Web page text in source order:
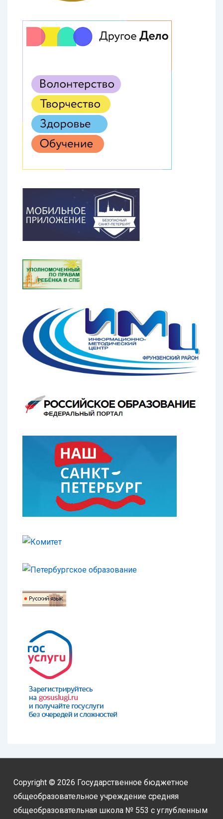
Copyright © 2026 Государственное бюджетное
общеобразовательное учреждение средняя
общеобразовательная школа № 553 с углубленным